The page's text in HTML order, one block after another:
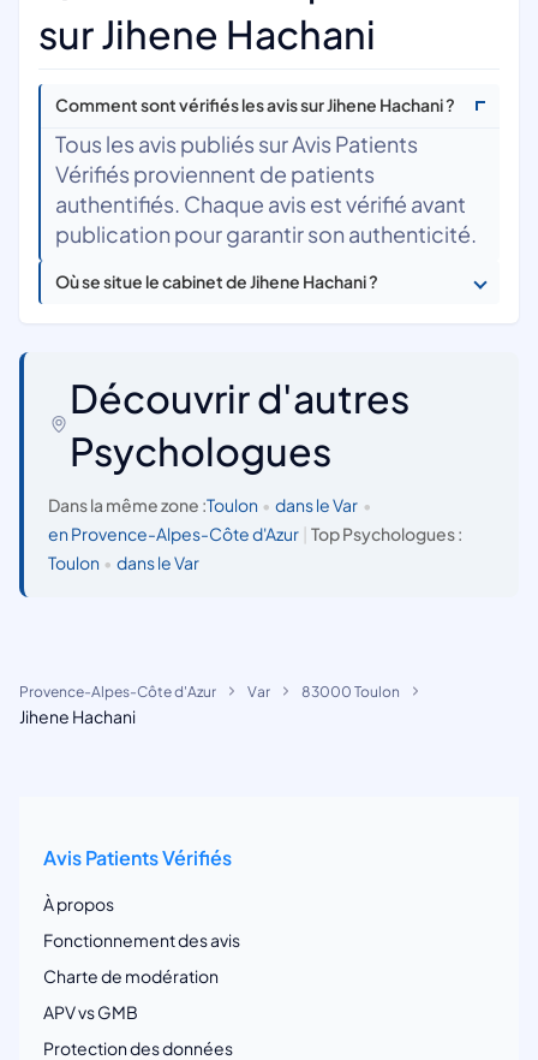
sur Jihene Hachani
Comment sont vérifiés les avis sur Jihene Hachani ?
Tous les avis publiés sur Avis Patients
Vérifiés proviennent de patients
authentifiés. Chaque avis est vérifié avant
publication pour garantir son authenticité.
Où se situe le cabinet de Jihene Hachani ?
Découvrir d'autres
Psychologues
Dans la même zone :Toulon • dans le Var •
en Provence-Alpes-Côte d'Azur
Top Psychologues :
Toulon • dans le Var
Provence-Alpes-Côte d'Azur Var 83000 Toulon
Jihene Hachani
Avis Patients Vérifiés
À propos
Fonctionnement des avis
Charte de modération
APV vs GMB
Protection des données